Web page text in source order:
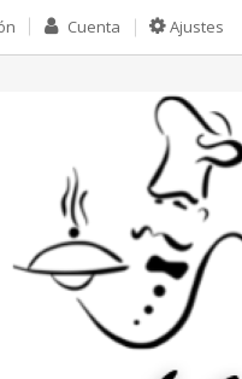
Ajustes
Cuenta